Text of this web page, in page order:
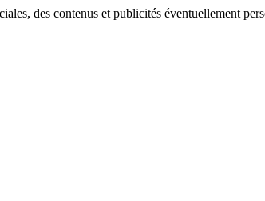
des contenus et publicités éventuellement